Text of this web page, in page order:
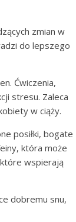
zmian w
do lepszego
Ćwiczenia,
stresu. Zaleca
w ciąży.
posiłki, bogate
która może
wspierają
dobremu snu,